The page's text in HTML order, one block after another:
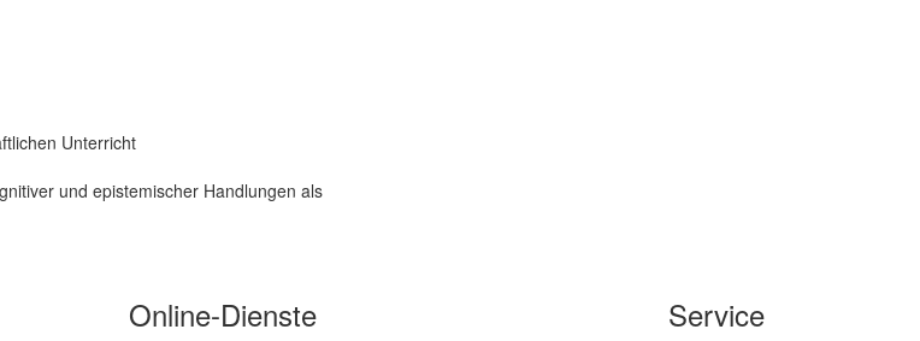
Unterricht
und epistemischer Handlungen als
Online-Dienste Service